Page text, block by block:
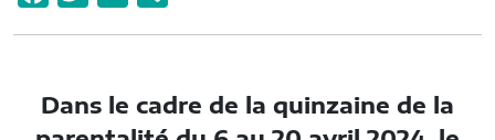
b
t
a
Dans le cadre de la quinzaine de la